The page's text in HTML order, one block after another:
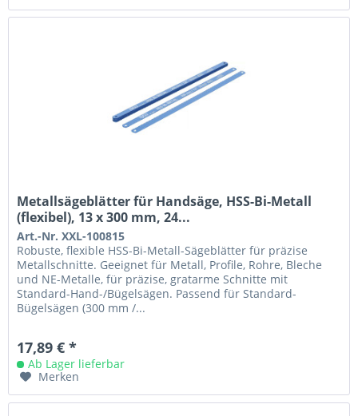
Metallsägeblätter für Handsäge, HSS-Bi-Metall
(flexibel), 13 x 300 mm, 24...
Art.-Nr. XXL-100815
Robuste, flexible HSS-Bi-Metall-Sägeblätter für präzise
Metallschnitte. Geeignet für Metall, Profile, Rohre, Bleche
und NE-Metalle, für präzise, gratarme Schnitte mit
Standard-Hand-/Bügelsägen. Passend für Standard-
Bügelsägen (300 mm /...
17,89 € *
Ab Lager lieferbar
Merken